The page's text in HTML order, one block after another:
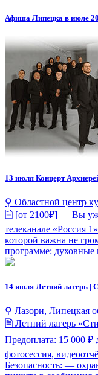
Афиша Липецка в июле
13 июля Концерт
⚲ Областной центр
🗎 [от 2100₽] — Вы уже
телеканале «Россия
которой важна не
программе: духовные
14 июля Летний лагерь |
⚲ Лазори, Липецкая
🗎 Летний лагерь
Предоплата: 15 000 ₽
фотосессия,
Безопасность: —